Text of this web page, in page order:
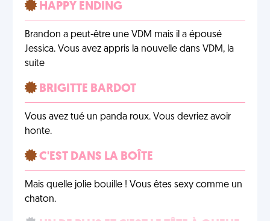
HAPPY ENDING
Brandon a peut-être une VDM mais il a épousé
Jessica. Vous avez appris la nouvelle dans VDM, la
suite
BRIGITTE BARDOT
Vous avez tué un panda roux. Vous devriez avoir
honte.
C'EST DANS LA BOÎTE
Mais quelle jolie bouille ! Vous êtes sexy comme un
chaton.